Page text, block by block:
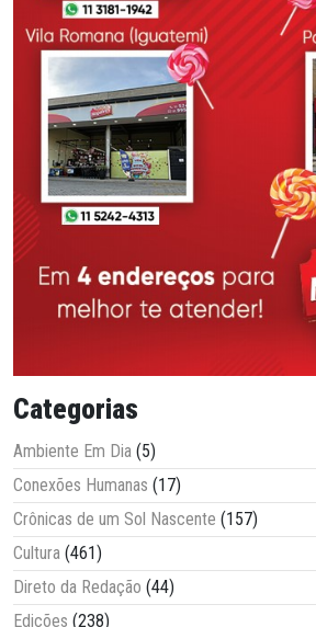
Categorias
Ambiente Em Dia (5)
Conexões Humanas (17)
Crônicas de um Sol Nascente (157)
Cultura (461)
Direto da Redação (44)
Edições (238)